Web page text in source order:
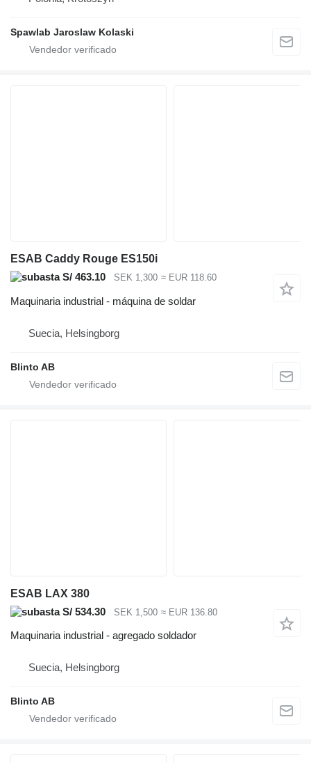
Spawlab Jaroslaw Kolaski
ESAB Caddy Rouge ES150i
S/ 463.10
SEK 1,300 ≈ EUR 118.60
Maquinaria industrial - máquina de soldar
Suecia, Helsingborg
Blinto AB
ESAB LAX 380
S/ 534.30
SEK 1,500 ≈ EUR 136.80
Maquinaria industrial - agregado soldador
Suecia, Helsingborg
Blinto AB